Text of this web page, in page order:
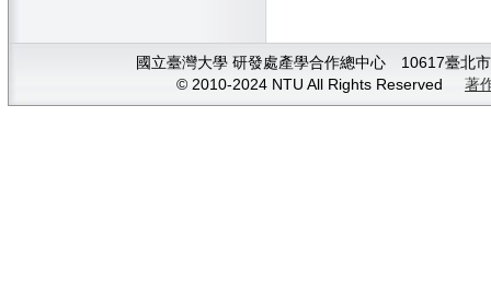
國立臺灣大學 研發處產學合作總中心 10617臺
© 2010-2024 NTU All Rights Reserved 著